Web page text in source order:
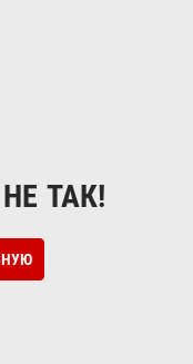
ТАК!